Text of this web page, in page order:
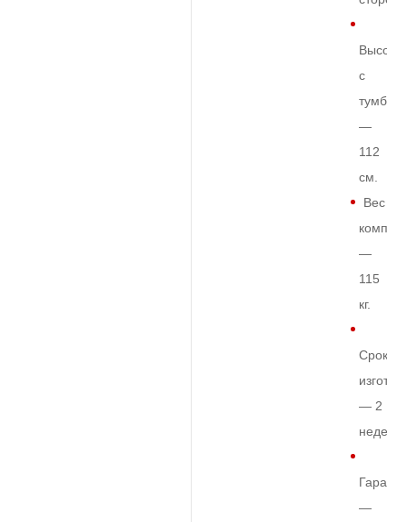
Высота
с
тумбой
—
112
см.
Вес
—
115
кг.
Срок
— 2
недели
—